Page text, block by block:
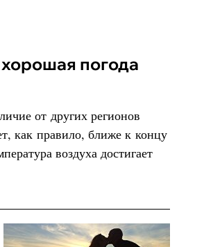
хорошая погода
от других регионов
как правило, ближе к концу
воздуха достигает